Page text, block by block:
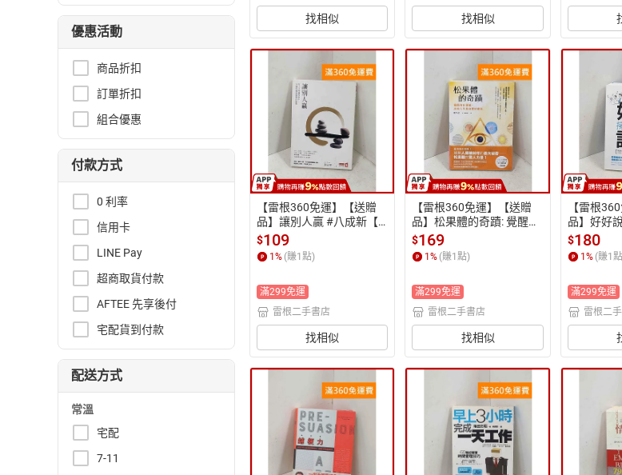
優惠活動
商品折扣
訂單折扣
組合優惠
付款方式
0 利率
信用卡
LINE Pay
超商取貨付款
AFTEE 先享後付
宅配貨到付款
配送方式
常溫
宅配
7-11
找相似 找相似
【雷根360免運】【送贈
品】讓別人贏 #八成新【P
-Q2271】
$109
1 % (賺1 點)
滿299免運
雷根二手書店
找相似
【雷根360免運】【送贈
品】松果體的奇蹟: 覺醒內
在潛能,改寫人生與身體的
劇本 #八成新【P-Q225
1】
$169
1% (賺1點)
滿299免運
雷根二手書店
找相似
【雷根
品】好好
#九成新【
$180
1 % (賺1
滿299免運
雷根二